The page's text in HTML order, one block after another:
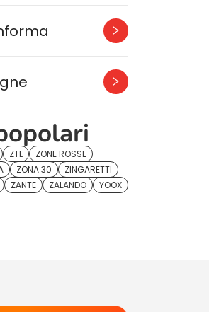
ZTL
ZONE ROSSE
ZONA 30
ZINGARETTI
ZANTE ZALANDO YOOX